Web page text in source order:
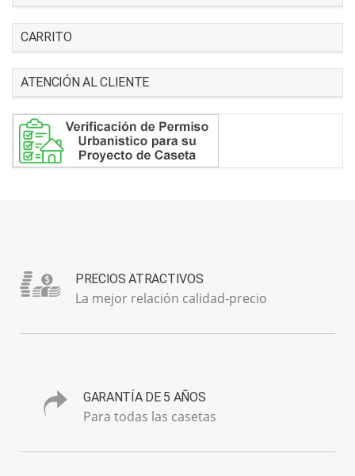
CARRITO
ATENCIÓN AL CLIENTE
PRECIOS ATRACTIVOS
La mejor relación calidad-precio
GARANTÍA DE 5 AÑOS
Para todas las casetas